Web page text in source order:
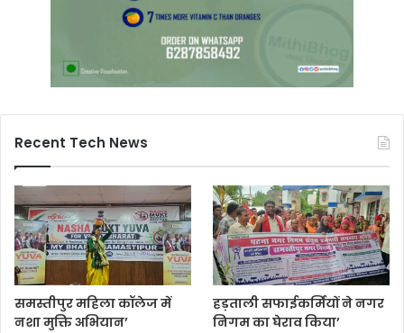
Recent Tech News
समस्तीपुर महिला कॉलेज में
नशा मुक्ति अभियान’
हड़ताली सफाईकर्मियों ने नगर
निगम का घेराव किया’